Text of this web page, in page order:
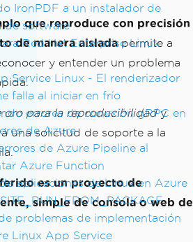
IronPDF a un instalador de
de software
Red Hat Enterprise Linux
Service Linux - El renderizador
falla al iniciar en frío
errores de conexión gRPC en
de Azure
de Azure Pipeline al
Azure Function
aplicaciones de Linux en Azure
problemas de implementación
Linux App Service
que reproduce con precisión
de manera aisladapermite a
y entender un problema
oro para la reproducibilidady
una solicitud de soporte a la
es un proyecto de
simple de consola o web de